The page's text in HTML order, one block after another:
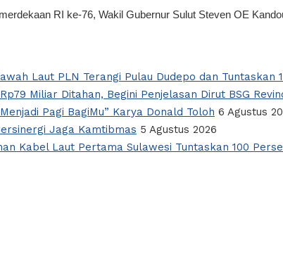
RI ke-76, Wakil Gubernur Sulut Steven OE
Laut PLN Terangi Pulau Dudepo dan
Miliar Ditahan, Begini Penjelasan Dirut BSG
Pagi BagiMu” Karya Donald Toloh 6 Agustus
Jaga Kamtibmas 5 Agustus 2026
Kabel Laut Pertama Sulawesi Tuntaskan 100